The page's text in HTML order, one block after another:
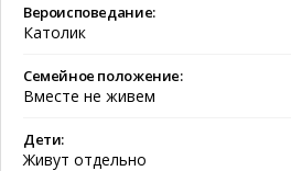
Вероисповедание:
Католик
Семейное положение:
Вместе не живем
Дети:
Живут отдельно